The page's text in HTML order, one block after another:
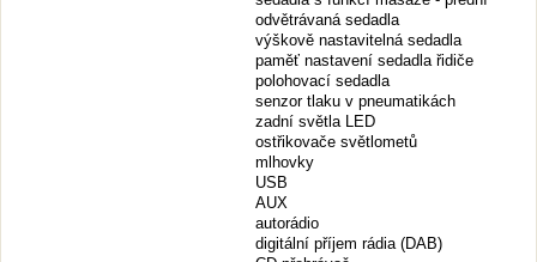
odvětrávaná sedadla
výškově nastavitelná sedadla
paměť nastavení sedadla řidiče
polohovací sedadla
senzor tlaku v pneumatikách
zadní světla LED
ostřikovače světlometů
mlhovky
USB
AUX
autorádio
digitální příjem rádia (DAB)